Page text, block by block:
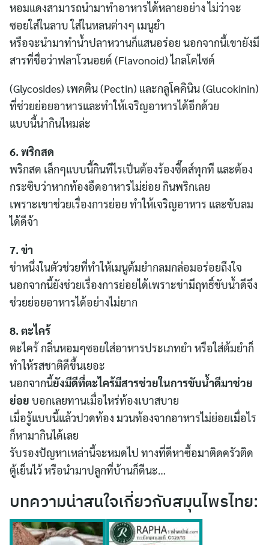
ค้นหา
สำหรับ:
หอมแดงสามารถนำมาทำอาหารได้หลายอย่าง ไม่ว่าจะ
ซอยใส่ในลาบ ใส่ในหลนต่างๆ เมนูยำ
หรือจะนำมาทำน้ำปลาหวานก็แสนอร่อย นอกจากนี้เขายังมี
สารที่ชื่อว่าฟลาโวนอยด์ (Flavonoid) ไกลโคไซด์
(Glycosides) เพคติน (Pectin) และกลูโคคินิน (Glucokinin)
ที่ช่วยย่อยอาหารและทำให้เจริญอาหารได้อีกด้วย
แบบนี้น่ากินไหมล่ะ
6. พริกสด
พริกสด เล็กๆแบบนี้กินทีไรเป็นต้องร้องซี๊ดส์ทุกที และต้อง
กระซิบว่าหากท้องอืดอาหารไม่ย่อย กินพริกเลย
เพราะเขาช่วยเรื่องการย่อย ทำให้เจริญอาหาร และขับลม
ได้ดีจ้า
7. ข่า
ข่าหนึ่งในตัวช่วยที่ทำให้เมนูต้มยำกลมกล่อมอร่อยถึงใจ
นอกจากนี้ยังช่วยเรื่องการย่อยได้เพราะข่ามีฤทธิ์ขับน้ำดีจึง
ช่วยย่อยอาหารได้อย่างไม่ยาก
8. ตะไคร้
ตะไคร้ กลิ่นหอมๆซอยใส่อาหารประเภทยำ หรือใส่ต้มยำก็
ทำให้รสชาติดีขึ้นเยอะ
นอกจากนี้ยังมีดีที่ตะไคร้มีสารช่วยในการขับน้ำดีมาช่วย
ย่อย บอกเลยทานเมื่อไหร่ท้องเบาสบาย
เมื่อรู้แบบนี้แล้วปวดท้อง มวนท้องจากอาหารไม่ย่อยเมื่อไร
ก็หามากินได้เลย
รับรองปัญหาเหล่านี้จะหมดไป ทางที่ดีหาซื้อมาติดครัวติด
ตู้เย็นไว้ หรือนำมาปลูกที่บ้านก็ดีนะ…
บทความน่าสนใจเกี่ยวกับสมุนไพรไทย: